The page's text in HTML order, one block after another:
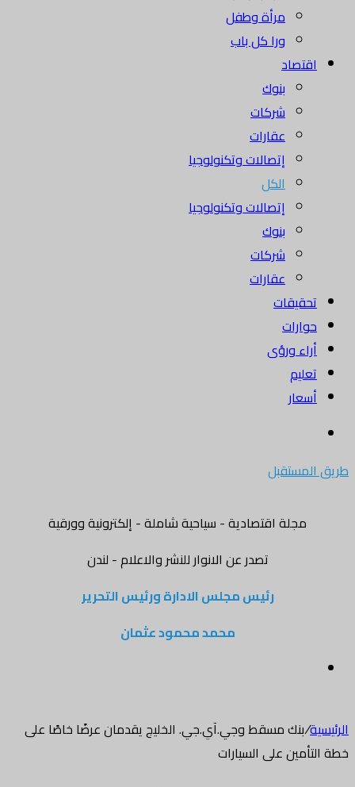
مرأة وطفل
ورا كل باب
اقتصاد
بنوك
شركات
عقارات
إتصالات وتكنولوجيا
الكل
إتصالات وتكنولوجيا
بنوك
شركات
عقارات
تحقيقات
حوارات
أراء ورؤى
تعليم
أسعار
طريق المستقبل
مجلة اقتصادية - سياحية شاملة - إلكترونية وورقية
تصدر عن الانوار للنشر والاعلام - لندن
رئيس مجلس الادارة ورئيس التحرير
محمد محمود عثمان
الرئيسية/بنك مسقط وجي.آي.جي. الخليج يقدمان عرضًا خاصًا على
خطة التأمين على السيارات